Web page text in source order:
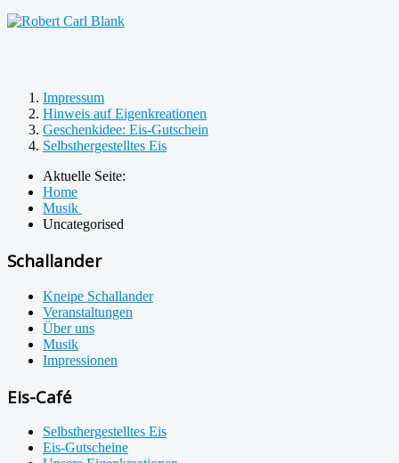
Impressum
Hinweis auf Eigenkreationen
Geschenkidee: Eis-Gutschein
Selbsthergestelltes Eis
Aktuelle Seite:
Home
Musik
Uncategorised
Schallander
Kneipe Schallander
Veranstaltungen
Über uns
Musik
Impressionen
Eis-Café
Selbsthergestelltes Eis
Eis-Gutscheine